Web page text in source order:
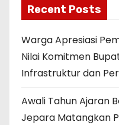
Recent Posts
Warga Apresiasi
Nilai Komitmen
Infrastruktur dan
Awali Tahun Ajaran
Jepara Matangkan